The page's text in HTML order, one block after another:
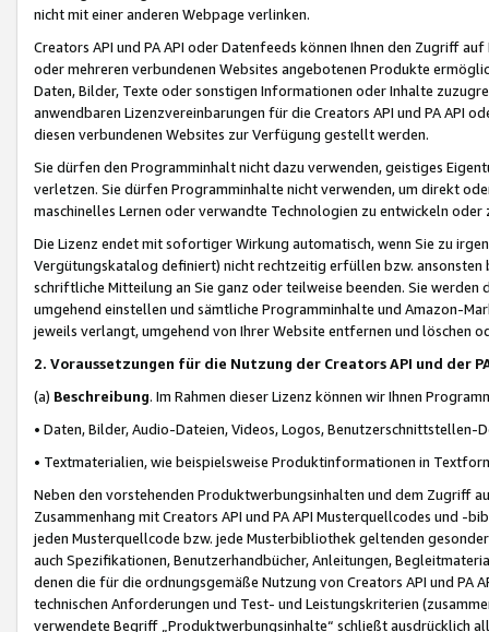
nicht mit einer anderen Webpage verlinken.
Creators API und PA API oder Datenfeeds können Ihnen den Zugriff
oder mehreren verbundenen Websites angebotenen Produkte
Daten, Bilder, Texte oder sonstigen Informationen oder Inhalte
anwendbaren Lizenzvereinbarungen für die Creators API und PA API
diesen verbundenen Websites zur Verfügung gestellt werden.
Sie dürfen den Programminhalt nicht dazu verwenden, geistiges
verletzen. Sie dürfen Programminhalte nicht verwenden, um direkt
maschinelles Lernen oder verwandte Technologien zu entwickeln
Die Lizenz endet mit sofortiger Wirkung automatisch, wenn Sie zu
Vergütungskatalog definiert) nicht rechtzeitig erfüllen bzw. ansonsten
schriftliche Mitteilung an Sie ganz oder teilweise beenden. Sie werden
umgehend einstellen und sämtliche Programminhalte und Amazon-
jeweils verlangt, umgehend von Ihrer Website entfernen und löschen
2. Voraussetzungen für die Nutzung der Creators API und der
(a) Beschreibung. Im Rahmen dieser Lizenz können wir Ihnen
• Daten, Bilder, Audio-Dateien, Videos, Logos, Benutzerschnittstellen-
• Textmaterialien, wie beispielsweise Produktinformationen in
Neben den vorstehenden Produktwerbungsinhalten und dem Zugriff
Zusammenhang mit Creators API und PA API Musterquellcodes und
jeden Musterquellcode bzw. jede Musterbibliothek geltenden
auch Spezifikationen, Benutzerhandbücher, Anleitungen,
denen die für die ordnungsgemäße Nutzung von Creators API und PA
technischen Anforderungen und Test- und Leistungskriterien
verwendete Begriff „Produktwerbungsinhalte“ schließt ausdrücklich